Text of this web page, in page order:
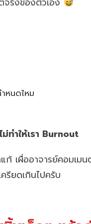
หนดไหม
ม่ทำให้เรา Burnout
ก้ เผื่ออาจารย์คอมเมน
รียดเกินไปครับ